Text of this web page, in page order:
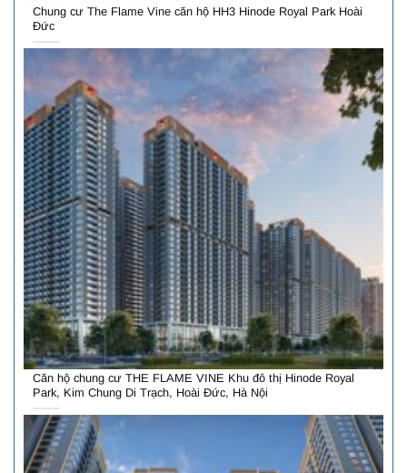
Chung cư The Flame Vine căn hộ HH3 Hinode Royal Park Hoài
Đức
Căn hộ chung cư THE FLAME VINE Khu đô thị Hinode Royal
Park, Kim Chung Di Trạch, Hoài Đức, Hà Nội